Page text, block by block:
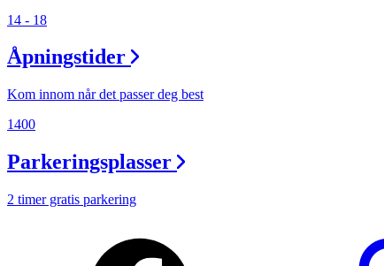
Magasin
Gavekort
14 - 18
Åpningstider
Kom innom når det passer deg best
1400
Parkeringsplasser
2 timer gratis parkering